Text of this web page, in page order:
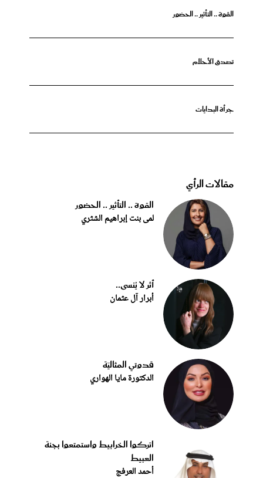
القوة .. التأثير .. الحضور
تصدق الأحلام
جرأة البدايات
مقالات الرأي
القوة .. التأثير .. الحضور
لمى بنت إبراهيم الشثري
أثر لا يُنسى..
أبرار آل عثمان
قدوتي المثاليّة
الدكتورة مايا الهواري
اتركوا الخرابيط واستمتعوا بجنة
العبيط
أحمد العرفج